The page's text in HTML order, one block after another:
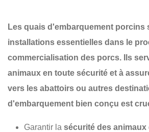
Les quais d'embarquement porcins
installations essentielles dans le
commercialisation des porcs. Ils
animaux en toute sécurité et à
vers les abattoirs ou autres
d'embarquement bien conçu est
Garantir la sécurité des animaux